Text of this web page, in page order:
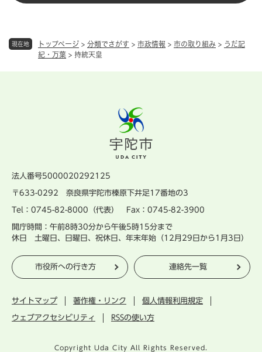
現在地 トップページ > 分類でさがす > 市政情報 > 市の取り組み > うだ記
紀・万葉 > 持統天皇
法人番号5000020292125
〒633-0292 奈良県宇陀市榛原下井足17番地の3
Tel：0745-82-8000（代表） Fax：0745-82-3900
開庁時間：午前8時30分から午後5時15分まで
休日 土曜日、日曜日、祝休日、年末年始（12月29日から1月3日）
市役所への行き方 連絡先一覧
サイトマップ 著作権・リンク 個人情報利用規定
ウェブアクセシビリティ RSSの使い方
Copyright Uda City All Rights Reserved.